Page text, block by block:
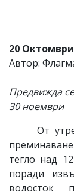
се
от
редакцията
не
отговорност
за
тях!
Ако
откриете
обиден
20
Автор:
Предвижда
30 ноември
От
тегло над
поради
водосток